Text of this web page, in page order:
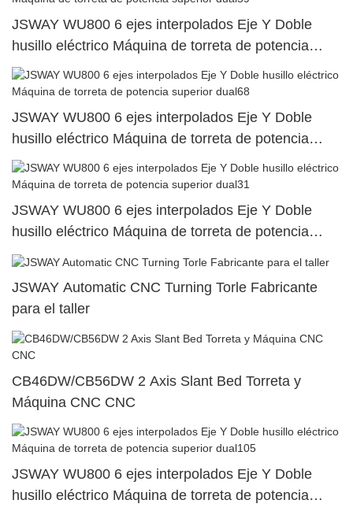
JSWAY WU800 6 ejes interpolados Eje Y Doble
husillo eléctrico Máquina de torreta de potencia
superior dual59
JSWAY WU800 6 ejes interpolados Eje Y Doble
husillo eléctrico Máquina de torreta de potencia
superior dual68
JSWAY WU800 6 ejes interpolados Eje Y Doble
husillo eléctrico Máquina de torreta de potencia
superior dual31
JSWAY Automatic CNC Turning Torle Fabricante
para el taller
CB46DW/CB56DW 2 Axis Slant Bed Torreta y
Máquina CNC CNC
JSWAY WU800 6 ejes interpolados Eje Y Doble
husillo eléctrico Máquina de torreta de potencia